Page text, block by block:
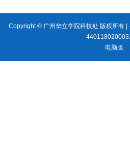
Copyright © 广州华立学院科技处 版权所有 |
电脑版